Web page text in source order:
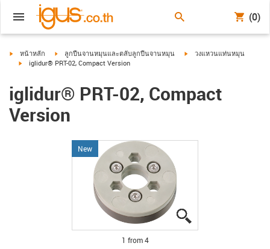
(0)
igus-icon-arrow-right
หน้าหลัก igus-icon-arrow-right
ลูกปืนจานหมุนและตลับลูกปืนจานหมุน igus-icon-arrow-right
วงแหวนแท่นหมุน
igus-icon-arrow-right
iglidur® PRT-02, Compact Version
iglidur® PRT-02, Compact
Version
New
1 from 4